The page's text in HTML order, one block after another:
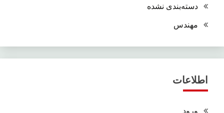
دسته‌بندی نشده
مهندس
اطلاعات
ورود